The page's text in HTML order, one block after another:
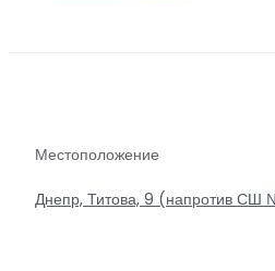
Местоположение
Днепр, Титова, 9 (напротив СШ